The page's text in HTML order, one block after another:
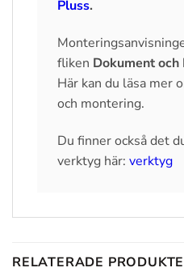
Pluss.
fliken Dokument och
Här kan du läsa mer
och montering.
Du finner också det
verktyg här: verktyg
RELATERADE